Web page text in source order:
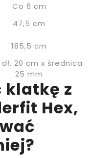
Co 6 cm
47,5 cm
185,5 cm
20 cm x średnica
25 mm
klatkę z
Hex,